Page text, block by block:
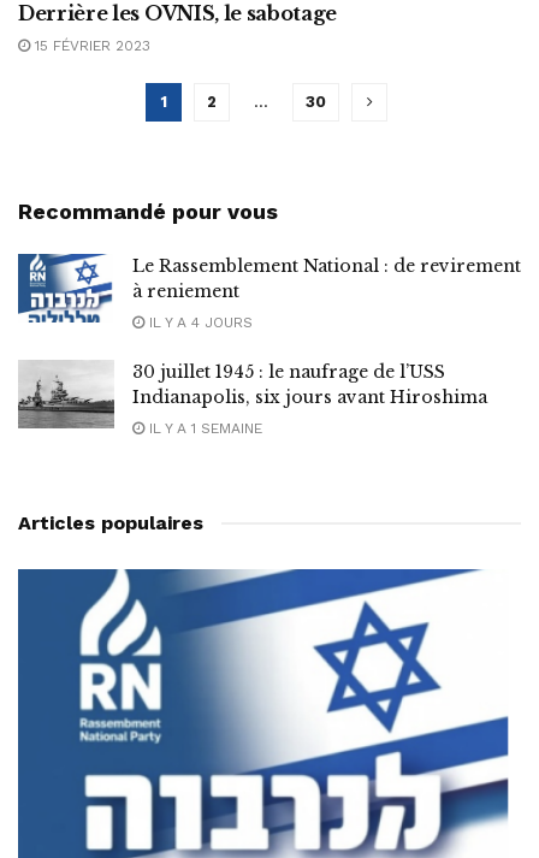
Derrière les OVNIS, le sabotage
15 FÉVRIER 2023
1 2 … 30
Recommandé pour vous
Le Rassemblement National : de revirement
à reniement
IL Y A 4 JOURS
30 juillet 1945 : le naufrage de l’USS
Indianapolis, six jours avant Hiroshima
IL Y A 1 SEMAINE
Articles populaires